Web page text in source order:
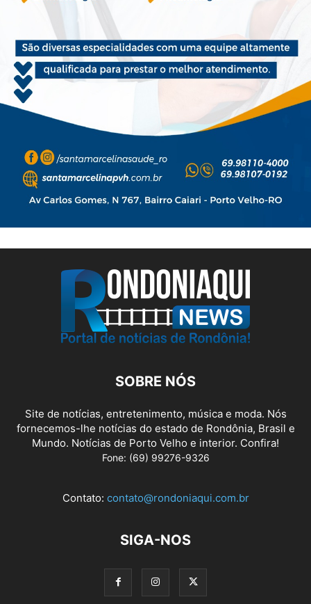
SOBRE NÓS
Site de notícias, entretenimento, música e moda. Nós
fornecemos-lhe notícias do estado de Rondônia, Brasil e
Mundo. Notícias de Porto Velho e interior. Confira!
Fone: (69) 99276-9326
Contato: contato@rondoniaqui.com.br
SIGA-NOS